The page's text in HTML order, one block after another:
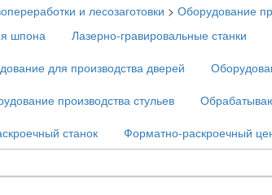
и лесозаготовки > Оборудование
шпона Лазерно-гравировальные станки
для производства дверей
производства стульев
станок Форматно-раскроечный